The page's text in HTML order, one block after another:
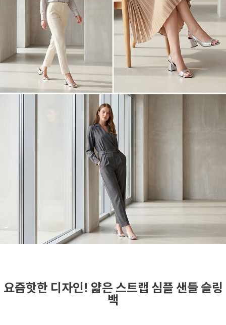
요즘핫한 디자인! 얇은 스트랩 심플 샌들 슬링
백